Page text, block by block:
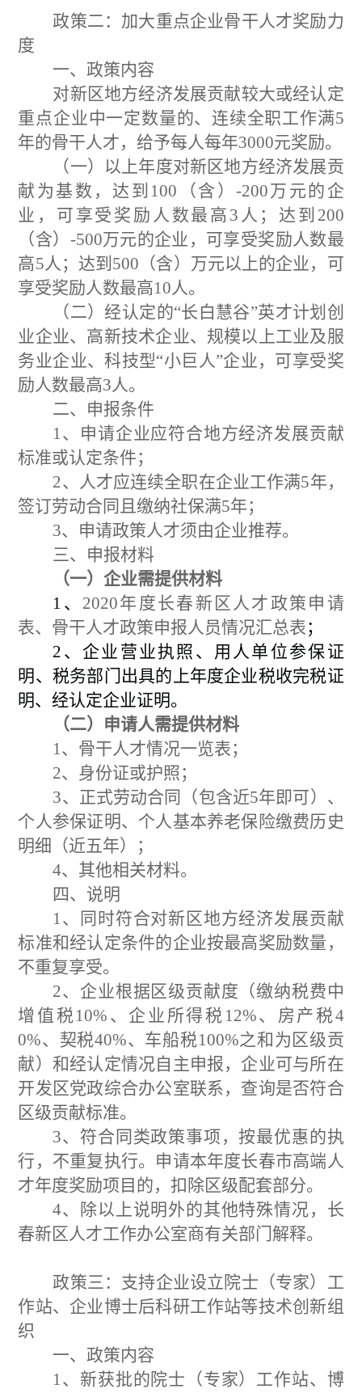
政策二：加大重点企业骨干人才奖励力
度
一、政策内容
对新区地方经济发展贡献较大或经认定
重点企业中一定数量的、连续全职工作满5
年的骨干人才，给予每人每年3000元奖励。
（一）以上年度对新区地方经济发展贡
献为基数，达到 100 （含） -200万元的企
业，可享受奖励人数最高 3 人；达到 200
（含） -500万元的企业，可享受奖励人数最
高5 人；达到 500 （含）万元以上的企业，可
享受奖励人数最高10 人。
（二）经认定的“长白慧谷”英才计划创
业企业、高新技术企业、规模以上工业及服
务业企业、科技型“小巨人”企业，可享受奖
励人数最高3 人。
二、申报条件
1、 申请企业应符合地方经济发展贡献
标准或认定条件；
2、
人才应连续全职在企业工作满5年，
签订劳动合同且缴纳社保满5年；
3、 申请政策人才须由企业推荐。
三、申报材料
（一）企业需提供材料
1 、 2020年度长春新区人才政策申请
表、骨干人才政策申报人员情况汇总表；
2 、企业营业执照、用人单位参保证
明、税务部门出具的上年度企业税收完税证
明、经认定企业证明。
（二）申请人需提供材料
1 、骨干人才情况一览表；
2、身份证或护照；
3、正式劳动合同 （包含近5年即可） 、
个人参保证明、个人基本养老保险缴费历史
明细（近五年）；
4、其他相关材料。
四、说明
1 、同时符合对新区地方经济发展贡献
标准和经认定条件的企业按最高奖励数量，
不重复享受。
2、企业根据区级贡献度（缴纳税费中
增值税 10% 、企业所得税 12%、房产税4
0%、契税40%、车船税100%之和为区级贡
献）和经认定情况自主申报， 企业可与所在
开发区党政综合办公室联系，查询是否符合
区级贡献标准。
3、符合同类政策事项，按最优惠的执
行，不重复执行。申请本年度长春市高端人
才年度奖励项目的，扣除区级配套部分。
4、除以上说明外的其他特殊情况，长
春新区人才工作办公室商有关部门解释。
政策三：支持企业设立院士（专家）工
作站、企业博士后科研工作站等技术创新组
织
一、政策内容
1 、新获批的院士（专家）工作站、博